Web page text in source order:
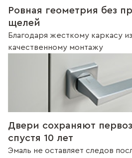
Ровная геометрия без
щелей
Благодаря жесткому каркасу
качественному монтажу
Двери сохраняют
спустя 10 лет
Эмаль не оставляет следов